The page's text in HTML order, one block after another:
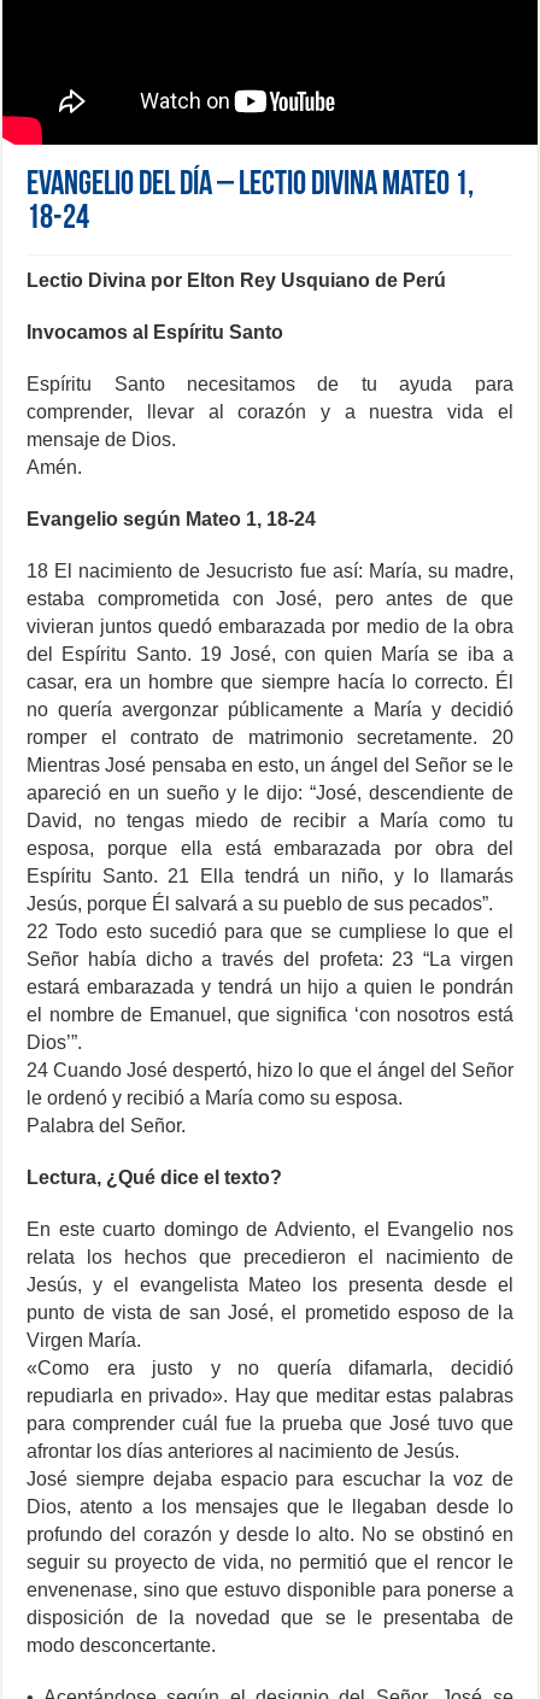
Evangelio del día – Lectio Divina Mateo 1,
18-24
Lectio Divina por Elton Rey Usquiano de Perú
Invocamos al Espíritu Santo
Espíritu Santo necesitamos de tu ayuda para
comprender, llevar al corazón y a nuestra vida el
mensaje de Dios.
Amén.
Evangelio según Mateo 1, 18-24
18 El nacimiento de Jesucristo fue así: María, su madre,
estaba comprometida con José, pero antes de que
vivieran juntos quedó embarazada por medio de la obra
del Espíritu Santo. 19 José, con quien María se iba a
casar, era un hombre que siempre hacía lo correcto. Él
no quería avergonzar públicamente a María y decidió
romper el contrato de matrimonio secretamente. 20
Mientras José pensaba en esto, un ángel del Señor se le
apareció en un sueño y le dijo: “José, descendiente de
David, no tengas miedo de recibir a María como tu
esposa, porque ella está embarazada por obra del
Espíritu Santo. 21 Ella tendrá un niño, y lo llamarás
Jesús, porque Él salvará a su pueblo de sus pecados”.
22 Todo esto sucedió para que se cumpliese lo que el
Señor había dicho a través del profeta: 23 “La virgen
estará embarazada y tendrá un hijo a quien le pondrán
el nombre de Emanuel, que significa ‘con nosotros está
Dios’”.
24 Cuando José despertó, hizo lo que el ángel del Señor
le ordenó y recibió a María como su esposa.
Palabra del Señor.
Lectura, ¿Qué dice el texto?
En este cuarto domingo de Adviento, el Evangelio nos
relata los hechos que precedieron el nacimiento de
Jesús, y el evangelista Mateo los presenta desde el
punto de vista de san José, el prometido esposo de la
Virgen María.
«Como era justo y no quería difamarla, decidió
repudiarla en privado». Hay que meditar estas palabras
para comprender cuál fue la prueba que José tuvo que
afrontar los días anteriores al nacimiento de Jesús.
José siempre dejaba espacio para escuchar la voz de
Dios, atento a los mensajes que le llegaban desde lo
profundo del corazón y desde lo alto. No se obstinó en
seguir su proyecto de vida, no permitió que el rencor le
envenenase, sino que estuvo disponible para ponerse a
disposición de la novedad que se le presentaba de
modo desconcertante.